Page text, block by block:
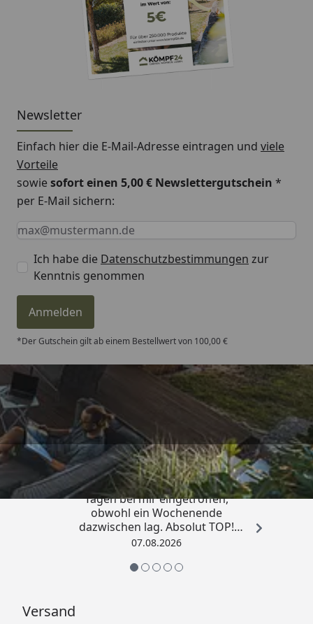
Newsletter
Einfach hier die E-Mail-Adresse eintragen und viele
Vorteile
sowiesofort einen 5,00 € Newslettergutschein *
per E-Mail sichern:
Keine Eingabe erforderlich
Eingabe erforderlich
E-Mail *
Ich habe die Datenschutzbestimmungen zur
Kenntnis genommen
Anmelden
*Der Gutschein gilt ab einem Bestellwert von 100,00 €
Trusted Shops
4,81/ 5
„Die Bestellung ist innerhalb von 4
Tagen bei mir eingetroffen,
obwohl ein Wochenende
dazwischen lag. Absolut TOP!
Sicherlich nicht die letzte
so.“
07.08.2026
Versand